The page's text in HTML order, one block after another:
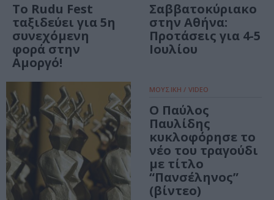
Το Rudu Fest
ταξιδεύει για 5η
συνεχόμενη
φορά στην
Αμοργό!
Σαββατοκύριακο
στην Αθήνα:
Προτάσεις για 4-5
Ιουλίου
ΜΟΥΣΙΚΗ / VIDEO
Ο Παύλος
Παυλίδης
κυκλοφόρησε το
νέο του τραγούδι
με τίτλο
“Πανσέληνος”
(βίντεο)